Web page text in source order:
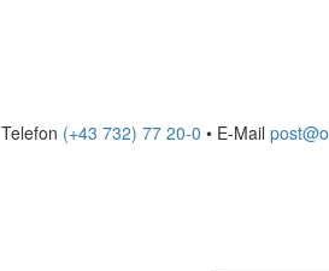
(+43 732) 77 20-0 • E-Mail